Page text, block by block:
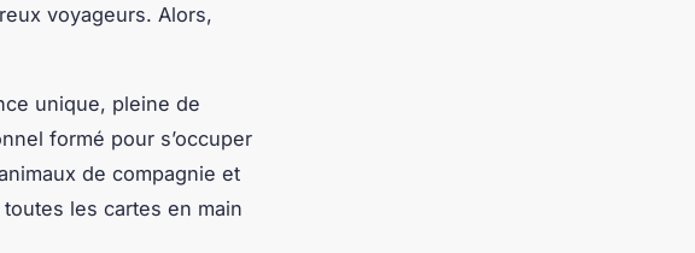
voyageurs. Alors,
unique, pleine de
formé pour s’occuper
de compagnie et
les cartes en main